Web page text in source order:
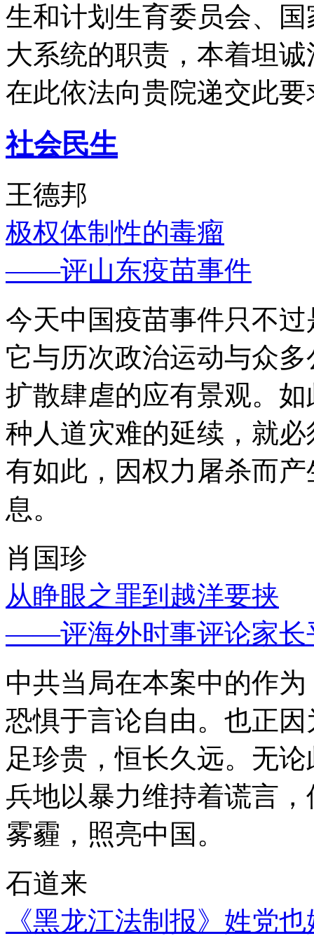
生和计划生育委员会、
大系统的职责，本着坦
在此依法向贵院递交此要
社会民生
王德邦
极权体制性的毒瘤
——评山东疫苗事件
今天中国疫苗事件只不
它与历次政治运动与众
扩散肆虐的应有景观。
种人道灾难的延续，就
有如此，因权力屠杀而
息。
肖国珍
从睁眼之罪到越洋要挟
——评海外时事评论家长
中共当局在本案中的作
恐惧于言论自由。也正
足珍贵，恒长久远。无
兵地以暴力维持着谎言
雾霾，照亮中国。
石道来
《黑龙江法制报》姓党